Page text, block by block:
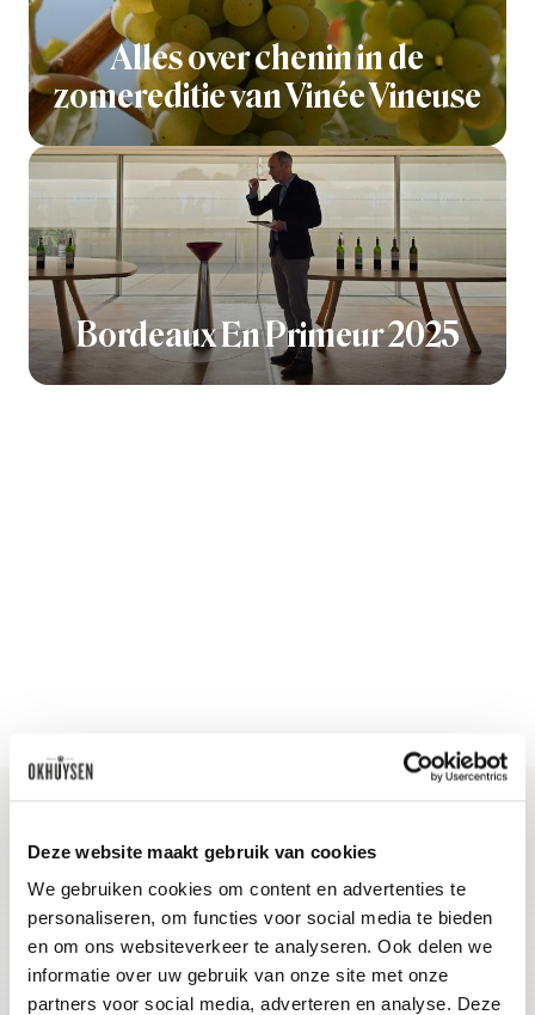
Deze website maakt gebruik van cookies
We gebruiken cookies om content en advertenties te
personaliseren, om functies voor social media te bieden
en om ons websiteverkeer te analyseren. Ook delen we
informatie over uw gebruik van onze site met onze
partners voor social media, adverteren en analyse. Deze
Alles over chenin in de
zomereditie van Vinée Vineuse
Bordeaux En Primeur 2025
Blijf op de hoogte
Ontvang het laatste wijnnieuws, proeverijen en
evenementen
E-mailadres